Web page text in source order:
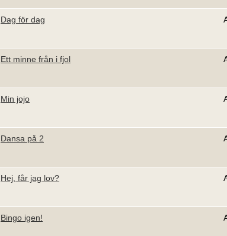
Dag för dag
Ett minne från i fjol
Min jojo
Dansa på 2
Hej, får jag lov?
Bingo igen!